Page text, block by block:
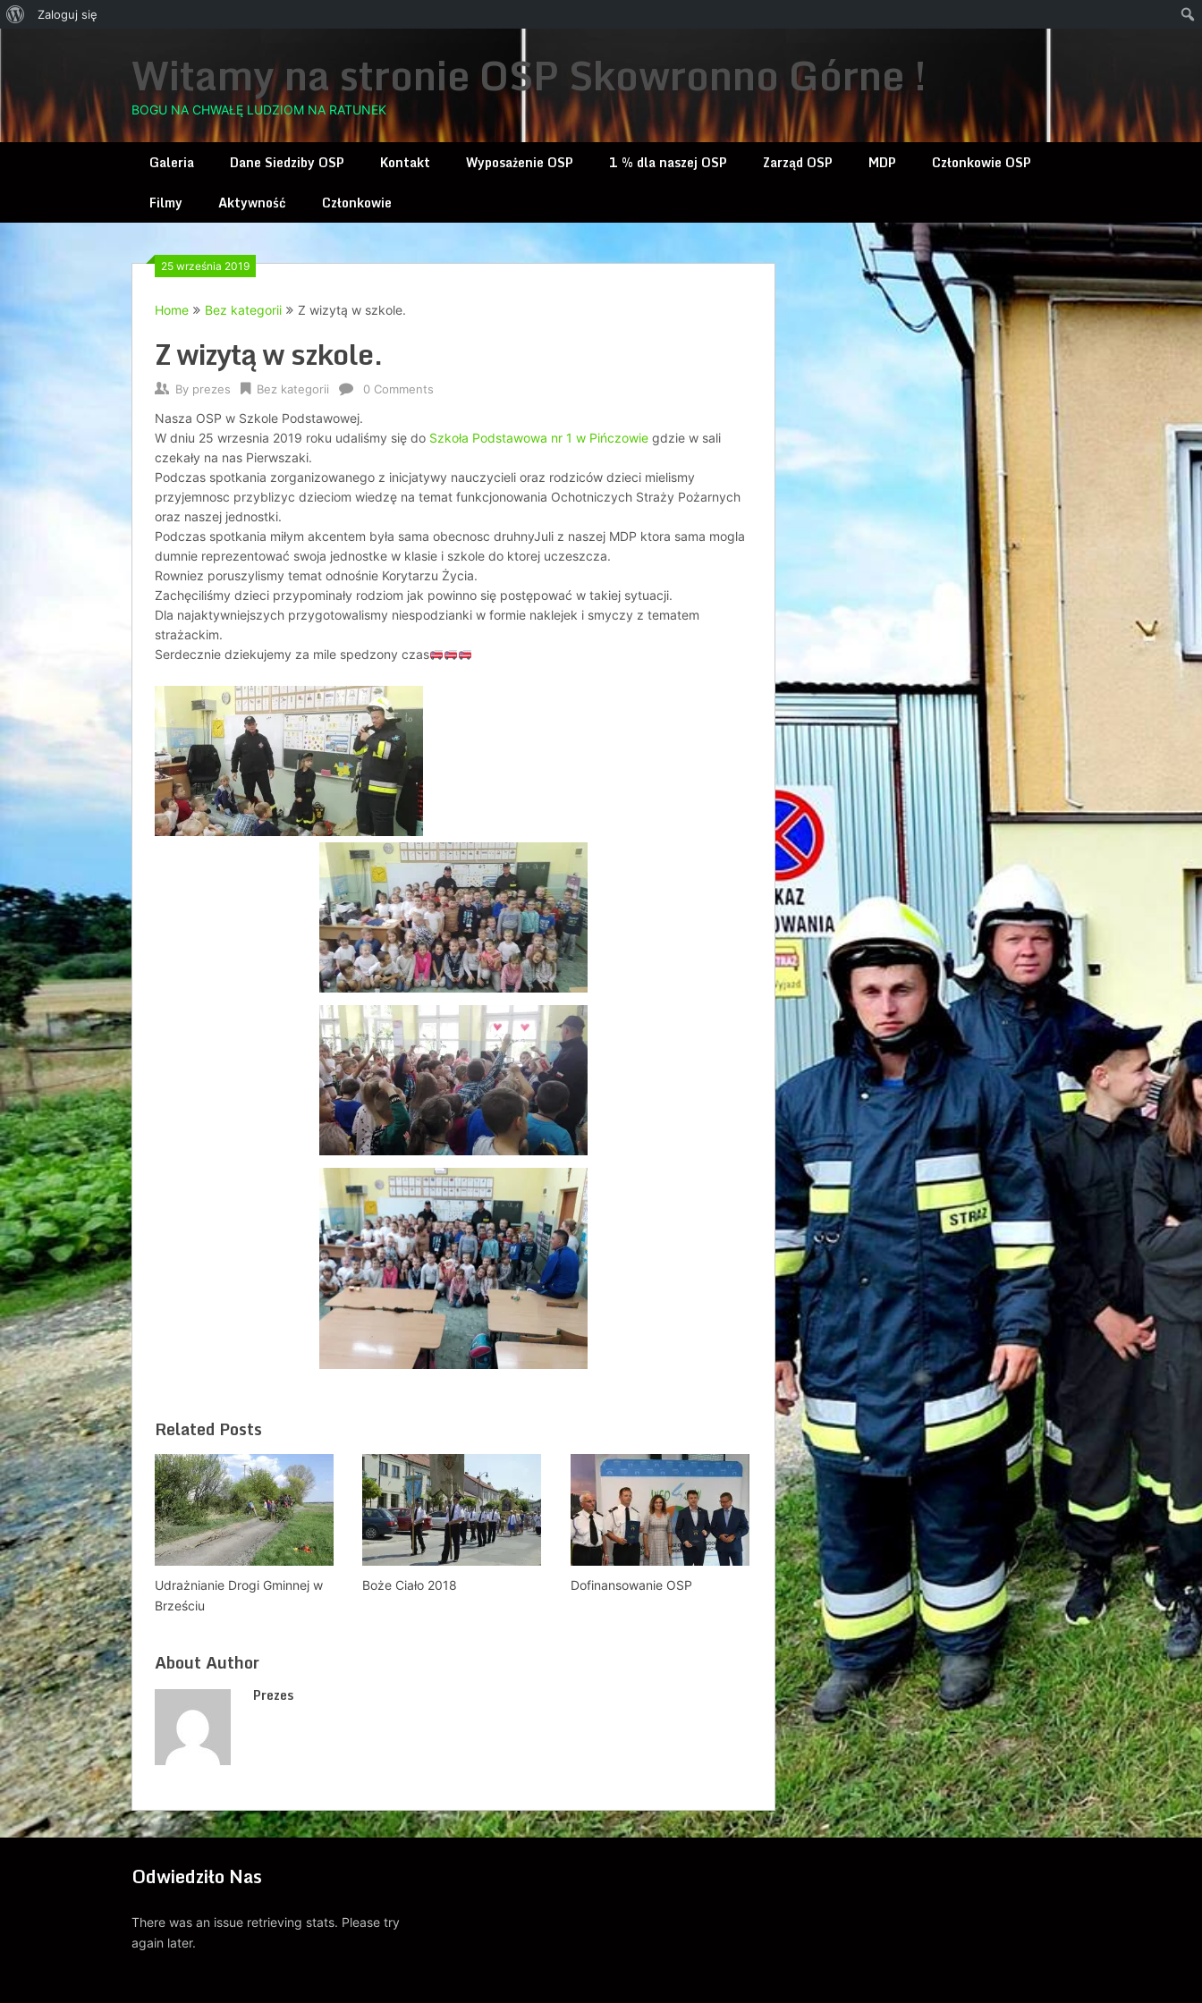
Witamy na stronie OSP Skowronno Górne !
BOGU NA CHWAŁĘ LUDZIOM NA RATUNEK
Galeria Dane Siedziby OSP Kontakt Wyposażenie OSP 1 % dla naszej OSP Zarząd OSP MDP
Członkowie OSP
Filmy
Aktywność Członkowie
25 września 2019
Home Bez kategorii Z wizytą w szkole.
Z wizytą w szkole.
By prezes Bez kategorii 0 Comments
Nasza OSP w Szkole Podstawowej.
W dniu 25 wrzesnia 2019 roku udaliśmy się do Szkoła Podstawowa nr 1 w Pińczowie gdzie w sali
czekały na nas Pierwszaki.
Podczas spotkania zorganizowanego z inicjatywy nauczycieli oraz rodziców dzieci mielismy
przyjemnosc przyblizyc dzieciom wiedzę na temat funkcjonowania Ochotniczych Straży Pożarnych
oraz naszej jednostki.
Podczas spotkania miłym akcentem była sama obecnosc druhnyJuli z naszej MDP ktora sama mogla
dumnie reprezentować swoja jednostke w klasie i szkole do ktorej uczeszcza.
Rowniez poruszylismy temat odnośnie Korytarzu Życia.
Zachęciliśmy dzieci przypominały rodziom jak powinno się postępować w takiej sytuacji.
Dla najaktywniejszych przygotowalismy niespodzianki w formie naklejek i smyczy z tematem
strażackim.
Serdecznie dziekujemy za mile spedzony czas
Related Posts
Udrażnianie Drogi Gminnej w
Brześciu
Boże Ciało 2018 Dofinansowanie OSP
About Author
Prezes
Odwiedziło Nas
There was an issue retrieving stats. Please try
again later.
Zaloguj się